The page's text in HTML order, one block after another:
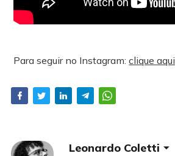
Para seguir no Instagram:clique aqui
Leonardo Coletti